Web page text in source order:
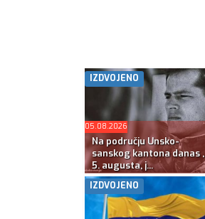
IZDVOJENO
05.08.2026
Na području Unsko-
sanskog kantona danas ,
5. augusta, j...
IZDVOJENO